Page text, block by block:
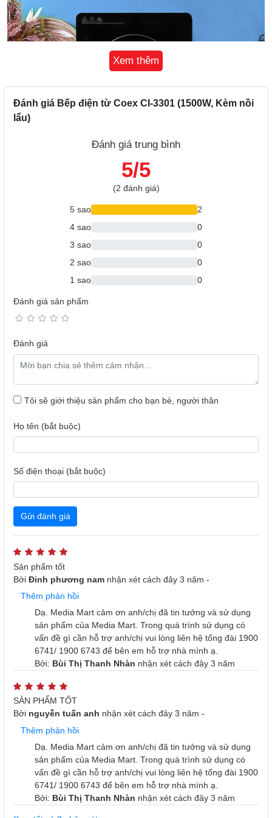
Xem thêm
Đánh giá Bếp điện từ Coex CI-3301 (1500W, Kèm nồi
lẩu)
Đánh giá trung bình
5/5
(2 đánh giá)
5 sao
2
4 sao
0
3 sao
0
2 sao
0
1 sao
0
Đánh giá sản phẩm
Đánh giá
Tôi sẽ giới thiệu sản phẩm cho bạn bè, người thân
Họ tên (bắt buộc)
Số điện thoại (bắt buộc)
Gửi đánh giá
Sản phẩm tốt
Bởi Đinh phương nam nhận xét cách đây 3 năm -
Thêm phản hồi
Dạ. Media Mart cảm ơn anh/chị đã tin tưởng và sử dụng
sản phẩm của Media Mart. Trong quá trình sử dụng có
vấn đề gì cần hỗ trợ anh/chị vui lòng liên hệ tổng đài 1900
6741/ 1900 6743 để bên em hỗ trợ nhà mình ạ.
Bởi: Bùi Thị Thanh Nhàn nhận xét cách đây 3 năm
SẢN PHẨM TỐT
Bởi nguyễn tuấn anh nhận xét cách đây 3 năm -
Thêm phản hồi
Dạ. Media Mart cảm ơn anh/chị đã tin tưởng và sử dụng
sản phẩm của Media Mart. Trong quá trình sử dụng có
vấn đề gì cần hỗ trợ anh/chị vui lòng liên hệ tổng đài 1900
6741/ 1900 6743 để bên em hỗ trợ nhà mình ạ.
Bởi: Bùi Thị Thanh Nhàn nhận xét cách đây 3 năm